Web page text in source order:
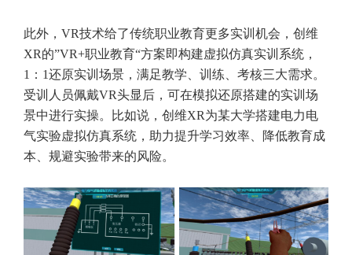
此外，VR技术给了传统职业教育更多实训机会，创维
XR的”VR+职业教育“方案即构建虚拟仿真实训系统，
1：1还原实训场景，满足教学、训练、考核三大需求。
受训人员佩戴VR头显后，可在模拟还原搭建的实训场
景中进行实操。比如说，创维XR为某大学搭建电力电
气实验虚拟仿真系统，助力提升学习效率、降低教育成
本、规避实验带来的风险。